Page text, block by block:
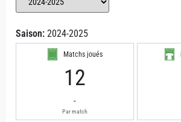
Saison: 2024-2025
Matchs joués
12
-
Par match